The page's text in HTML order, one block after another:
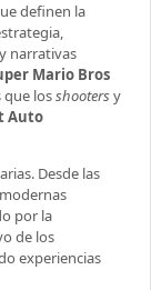
definen la
narrativas
Mario Bros
que losshootersy
Auto
Desde las
por la
de los
experiencias